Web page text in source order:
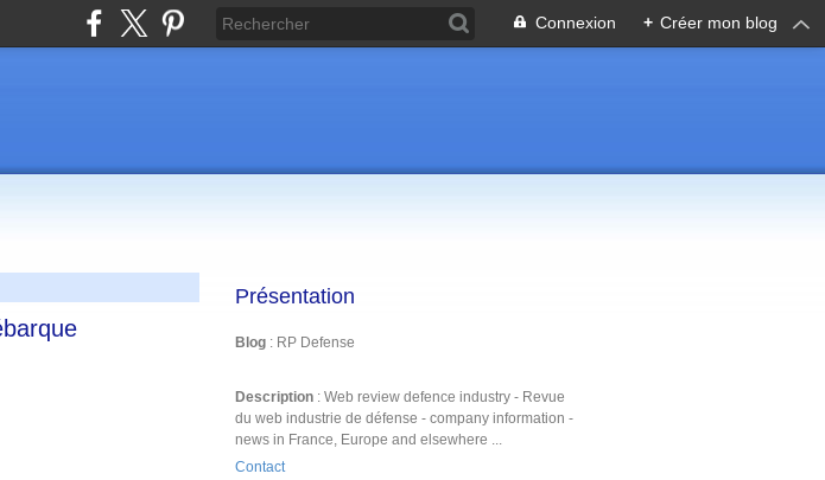
Connexion + Créer mon blog
Présentation
Blog : RP Defense
Description : Web review defence industry - Revue
du web industrie de défense - company information -
news in France, Europe and elsewhere ...
Contact